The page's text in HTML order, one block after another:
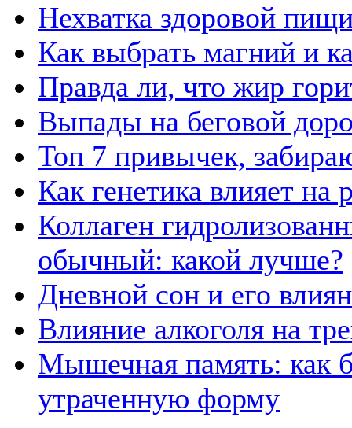
Нехватка здоровой
Как выбрать магний и
Правда ли, что жир
Выпады на беговой
Топ 7 привычек,
Как генетика влияет
Коллаген
обычный: какой лучше?
Дневной сон и его
Влияние алкоголя на
Мышечная память: как
утраченную форму